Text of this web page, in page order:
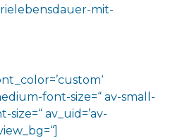
mit-
font-size=“ av-small-
av_uid=’av-